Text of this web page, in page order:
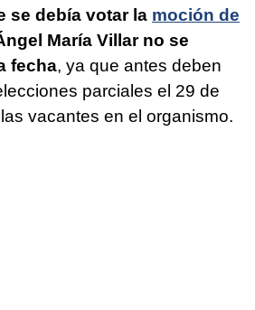
se debía votar la moción de
María Villar no se
fecha, ya que antes deben
parciales el 29 de
vacantes en el organismo.